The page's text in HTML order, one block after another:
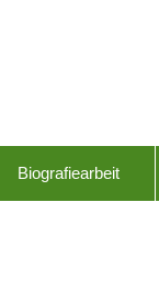
Biografiearbeit